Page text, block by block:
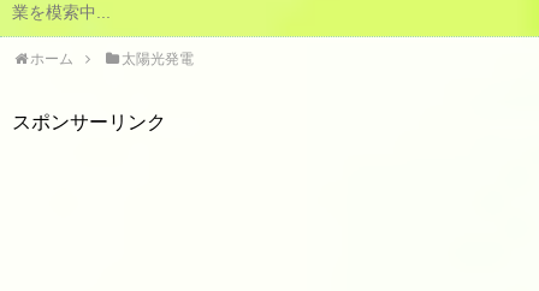
業を模索中...
ホーム 太陽光発電
スポンサーリンク